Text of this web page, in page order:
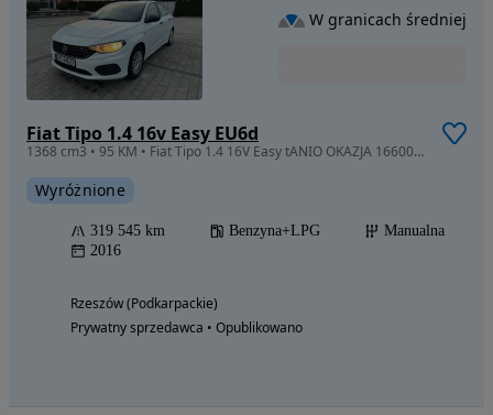
Fiat Tipo 1.4 16v Easy EU6d
1368 cm3 • 95 KM • Fiat Tipo 1.4 16V Easy tANIO OKAZJA 16600ZŁ !
Wyróżnione
319 545 km Benzyna+LPG
Manualna
2016
Rzeszów (Podkarpackie)
Prywatny sprzedawca • Opublikowano
W granicach średniej